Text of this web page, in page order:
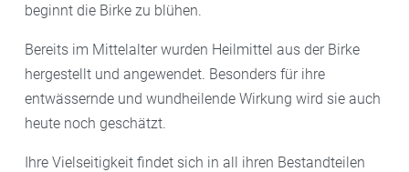
beginnt die Birke zu blühen.
Bereits im Mittelalter wurden Heilmittel aus der Birke
hergestellt und angewendet. Besonders für ihre
entwässernde und wundheilende Wirkung wird sie auch
heute noch geschätzt.
Ihre Vielseitigkeit findet sich in all ihren Bestandteilen